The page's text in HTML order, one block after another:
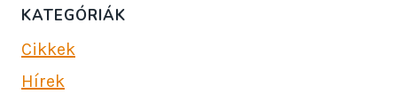
KATEGÓRIÁK
Cikkek
Hírek